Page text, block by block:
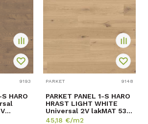
9193
S HARO
10...
PARKET 9148
PARKET PANEL 1-S HARO
HRAST LIGHT WHITE
Universal 2V lakMAT 534
603 x 12/180/220...
45,18 €/m2